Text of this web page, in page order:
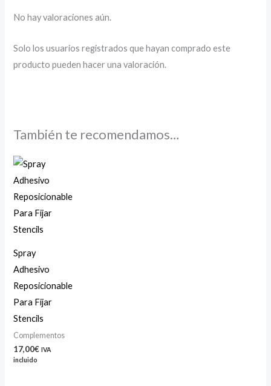
No hay valoraciones aún.
Solo los usuarios registrados que hayan comprado este
producto pueden hacer una valoración.
También te recomendamos…
Spray
Adhesivo
Reposicionable
Para Fijar
Stencils
Complementos
17,00€ IVA
incluido